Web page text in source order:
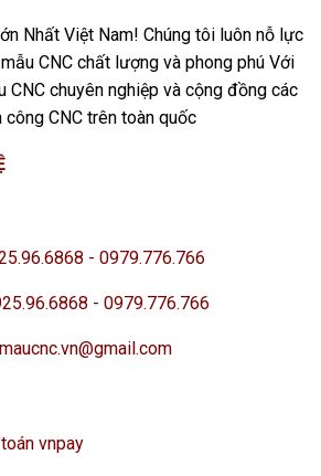
Nhất Việt Nam! Chúng tôi luôn nỗ lực
CNC chất lượng và phong phú Với
CNC chuyên nghiệp và cộng đồng các
công CNC trên toàn quốc
- 0979.776.766
- 0979.776.766
vnpay